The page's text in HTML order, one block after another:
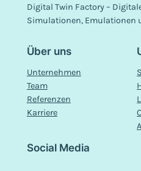
Digital Twin Factory –
Simulationen, Emulationen
Über uns
Unternehmen
Team
Referenzen
Karriere
Social Media